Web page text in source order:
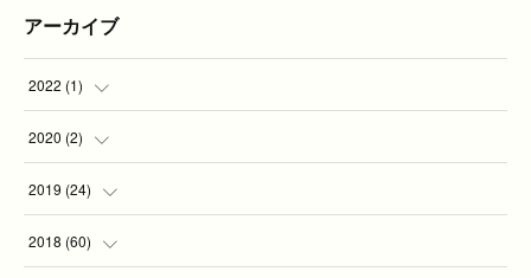
アーカイブ
2022 (1)
( )
2020 (2)
(2
2019 (24)
(2
2018 (60)